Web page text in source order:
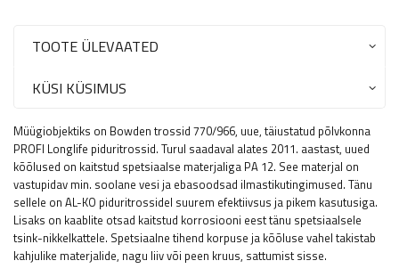
TOOTE ÜLEVAATED
KÜSI KÜSIMUS
Müügiobjektiks on Bowden trossid 770/966, uue, täiustatud põlvkonna
PROFI Longlife piduritrossid. Turul saadaval alates 2011. aastast, uued
kõõlused on kaitstud spetsiaalse materjaliga PA 12. See materjal on
vastupidav min. soolane vesi ja ebasoodsad ilmastikutingimused. Tänu
sellele on AL-KO piduritrossidel suurem efektiivsus ja pikem kasutusiga.
Lisaks on kaablite otsad kaitstud korrosiooni eest tänu spetsiaalsele
tsink-nikkelkattele. Spetsiaalne tihend korpuse ja kõõluse vahel takistab
kahjulike materjalide, nagu liiv või peen kruus, sattumist sisse.